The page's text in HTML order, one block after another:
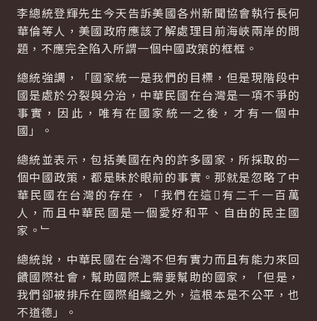
李總統登輝先生今天告訴美國各州新聞協會執行長何
華倫等人，美國政府應該了解處理目前海峽兩岸的問
題，不應完全陷入所謂一個中國政策的框框。
總統強調，「國家統一是我們的目標，但是現階段中
國是處於分裂與分治，中華民國在台灣是一項不爭的
事實，因此，唯有在國家統一之後，才有一個中
國」。
總統並表示，包括美國在內的許多國家，所採取的一
個中國政策，都是昧於眼前的事實。那就是忽略了中
華民國在台灣的存在，「我們在這有二千一百萬
人，而且中華民國是一個愛好和平、自由的民主國
家。﹂
總統說，中華民國在台灣不但有實力而且有能力來回
饋國際社會，幫助國際上需要幫助的國家，「但是，
我們卻被排斥在國際組織之外，這根本是不公平，也
不道德」。